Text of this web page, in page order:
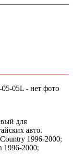
для
авто.
1996-2000;
1996-2000;